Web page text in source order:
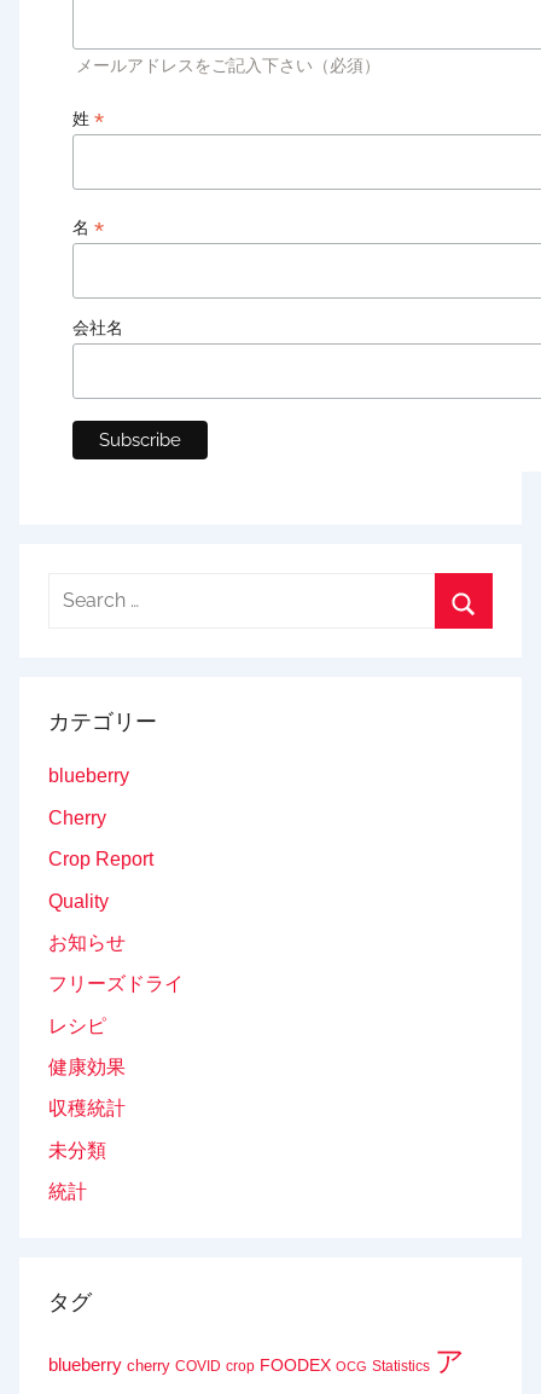
メールアドレスをご記入下さい（必須）
姓 *
名 *
会社名
Search
カテゴリー
blueberry
Cherry
Crop Report
Quality
お知らせ
フリーズドライ
レシピ
健康効果
収穫統計
未分類
統計
タグ
blueberry cherry COVID crop FOODEX OCG Statistics ア